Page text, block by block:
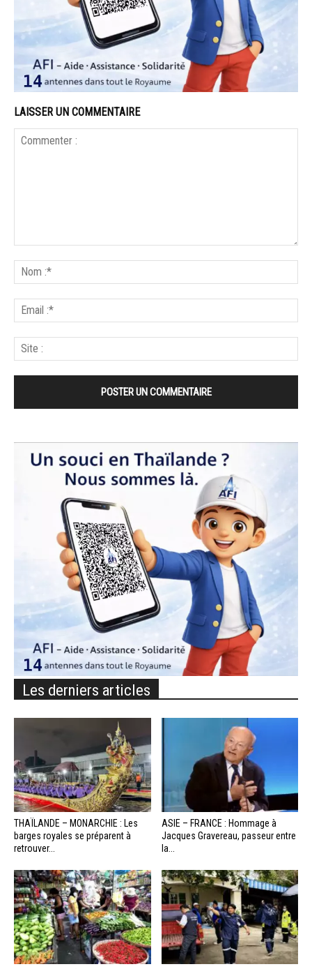
LAISSER UN COMMENTAIRE
Les derniers articles
THAÏLANDE – MONARCHIE : Les
barges royales se préparent à
retrouver...
ASIE – FRANCE : Hommage à
Jacques Gravereau, passeur entre
la...